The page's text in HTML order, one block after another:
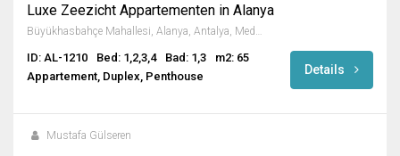
Luxe Zeezicht Appartementen in Alanya
ID: AL-1210 Bed: 1,2,3,4 Bad: 1,3
m2: 65
Appartement, Duplex, Penthouse
Details
Mustafa Gülseren